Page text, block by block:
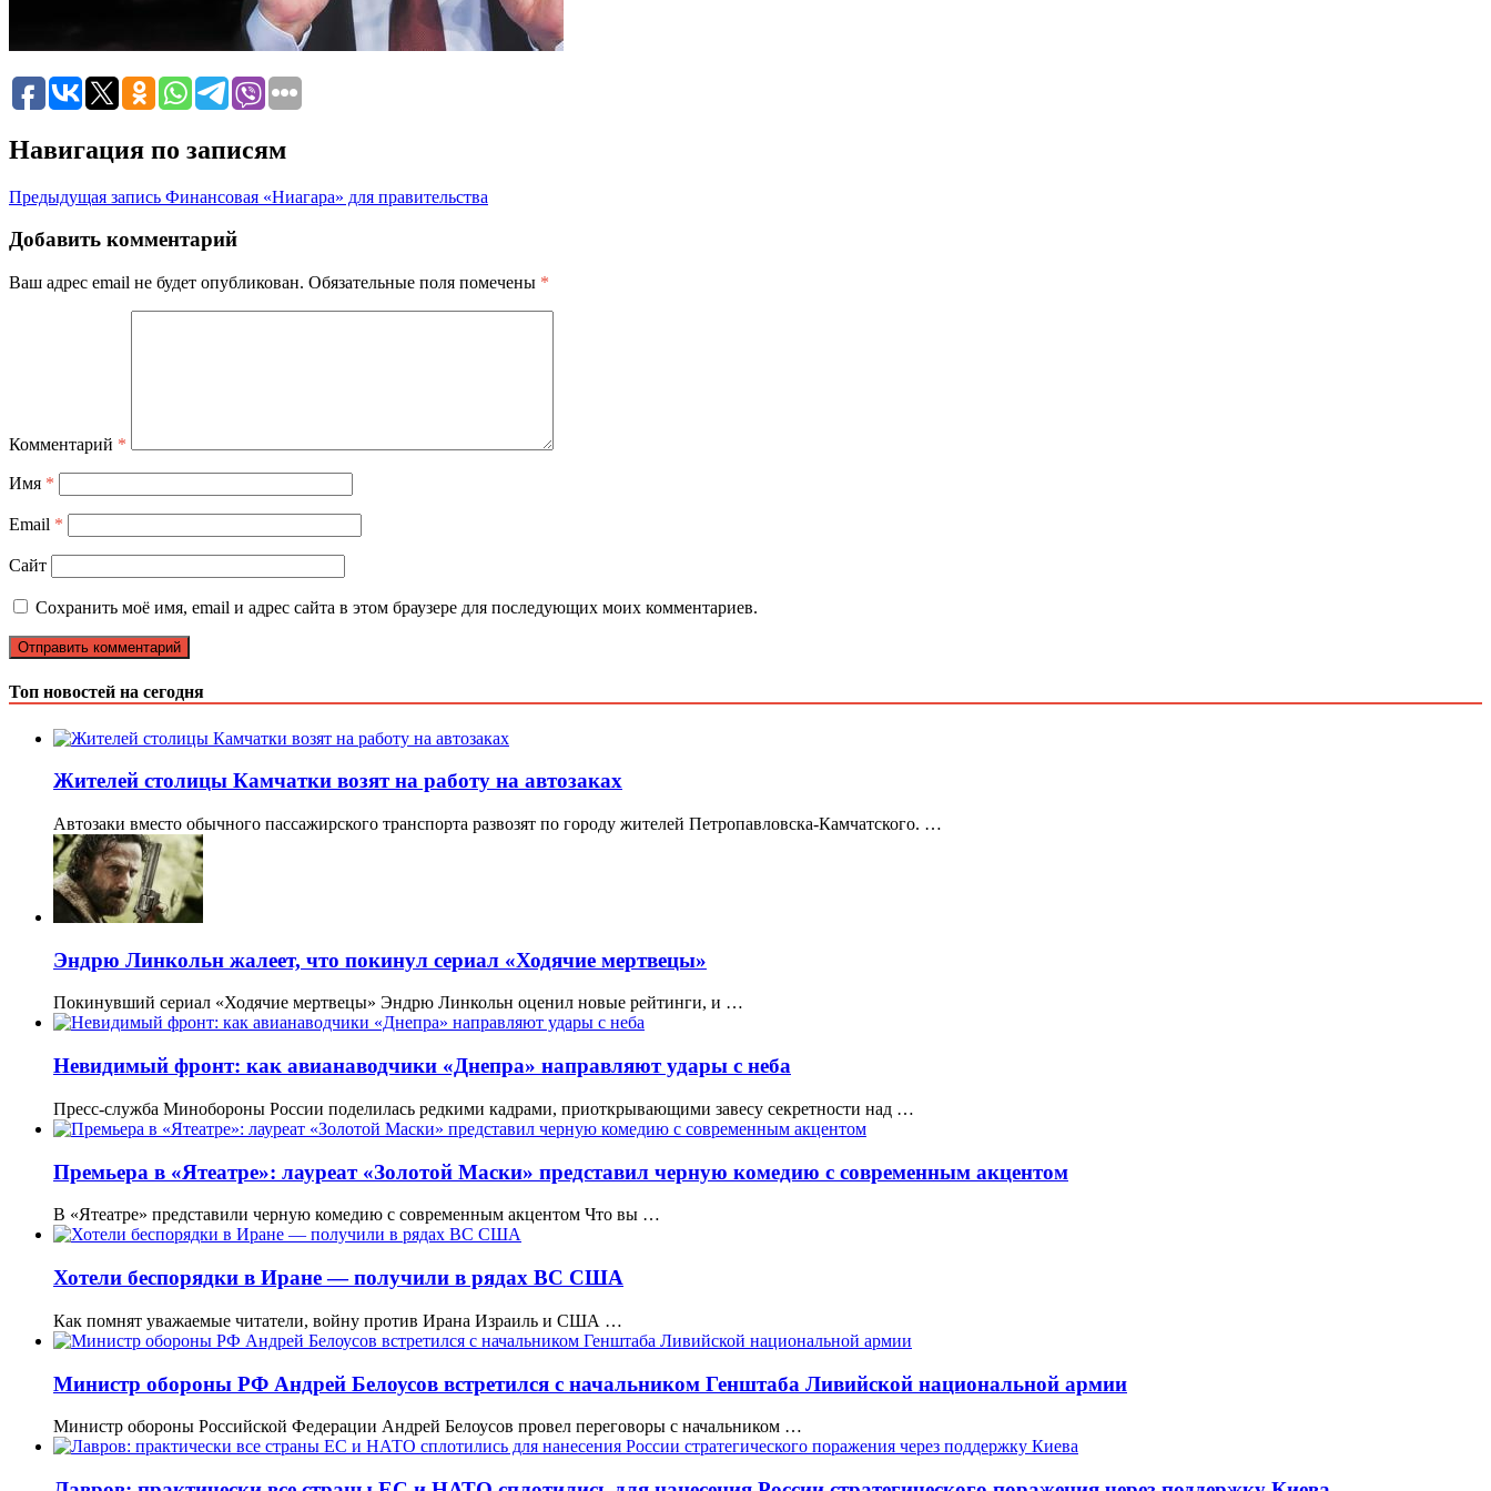
Навигация по записям
Предыдущая запись Финансовая «Ниагара» для правительства
Добавить комментарий
Ваш адрес email не будет опубликован. Обязательные поля помечены *
Комментарий *
Имя *
Email *
Сайт
Сохранить моё имя, email и адрес сайта в этом браузере для последующих моих комментариев.
Топ новостей на сегодня
Жителей столицы Камчатки возят на работу на автозаках
Автозаки вместо обычного пассажирского транспорта развозят по городу жителей Петропавловска-Камчатского. …
Эндрю Линкольн жалеет, что покинул сериал «Ходячие мертвецы»
Покинувший сериал «Ходячие мертвецы» Эндрю Линкольн оценил новые рейтинги, и …
Невидимый фронт: как авианаводчики «Днепра» направляют удары с неба
Пресс-служба Минобороны России поделилась редкими кадрами, приоткрывающими завесу секретности над …
Премьера в «Ятеатре»: лауреат «Золотой Маски» представил черную комедию с современным акцентом
В «Ятеатре» представили черную комедию с современным акцентом Что вы …
Хотели беспорядки в Иране — получили в рядах ВС США
Как помнят уважаемые читатели, войну против Ирана Израиль и США …
Министр обороны РФ Андрей Белоусов встретился с начальником Генштаба Ливийской национальной армии
Министр обороны Российской Федерации Андрей Белоусов провел переговоры с начальником …